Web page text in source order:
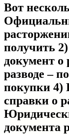
Вот
получить
документ о
разводе –
покупки 4)
справки о
документа